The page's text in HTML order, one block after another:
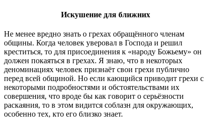
Искушение для ближних
Не менее вредно знать о грехах обращённого членам
общины. Когда человек уверовал в Господа и решил
креститься, то для присоединения к «народу Божьему» он
должен покаяться в грехах. Я знаю, что в некоторых
деноминациях человек признаёт свои грехи публично
перед всей общиной. Но если кающийся приводит грехи с
некоторыми подробностями и обстоятельствами их
совершения, что вроде бы как говорит о серьёзности
раскаяния, то в этом видится соблазн для окружающих,
особенно тех, кто его близко знает.